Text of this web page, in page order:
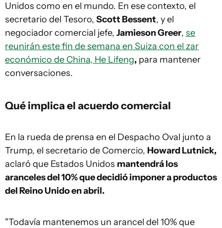
Unidos como en el mundo. En ese contexto, el
secretario del Tesoro, Scott Bessent, y el
negociador comercial jefe, Jamieson Greer, se
reunirán este fin de semana en Suiza con el zar
económico de China, He Lifeng, para mantener
conversaciones.
Qué implica el acuerdo comercial
En la rueda de prensa en el Despacho Oval junto a
Trump, el secretario de Comercio, Howard Lutnick,
aclaró que Estados Unidos mantendrá los
aranceles del 10% que decidió imponer a productos
del Reino Unido en abril.
"Todavía mantenemos un arancel del 10% que